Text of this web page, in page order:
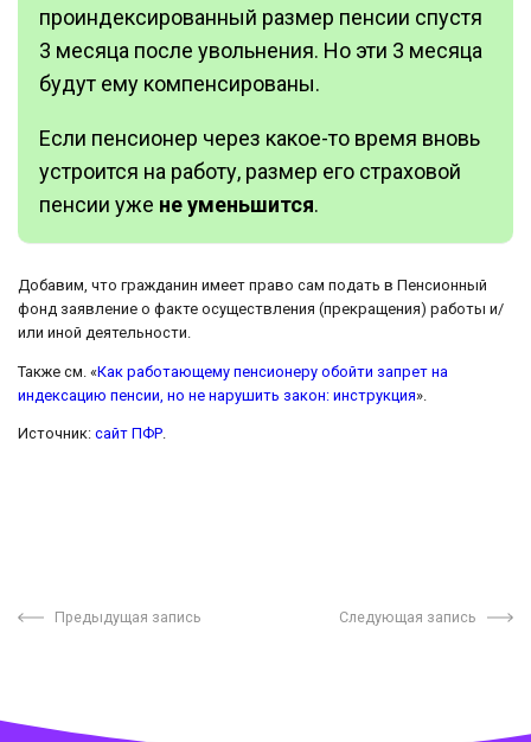
проиндексированный размер пенсии спустя
3 месяца после увольнения. Но эти 3 месяца
будут ему компенсированы.
Если пенсионер через какое-то время вновь
устроится на работу, размер его страховой
пенсии уже не уменьшится.
Добавим, что гражданин имеет право сам подать в Пенсионный
фонд заявление о факте осуществления (прекращения) работы и/
или иной деятельности.
Также см. «Как работающему пенсионеру обойти запрет на
индексацию пенсии, но не нарушить закон: инструкция».
Источник: сайт ПФР.
Предыдущая запись Следующая запись